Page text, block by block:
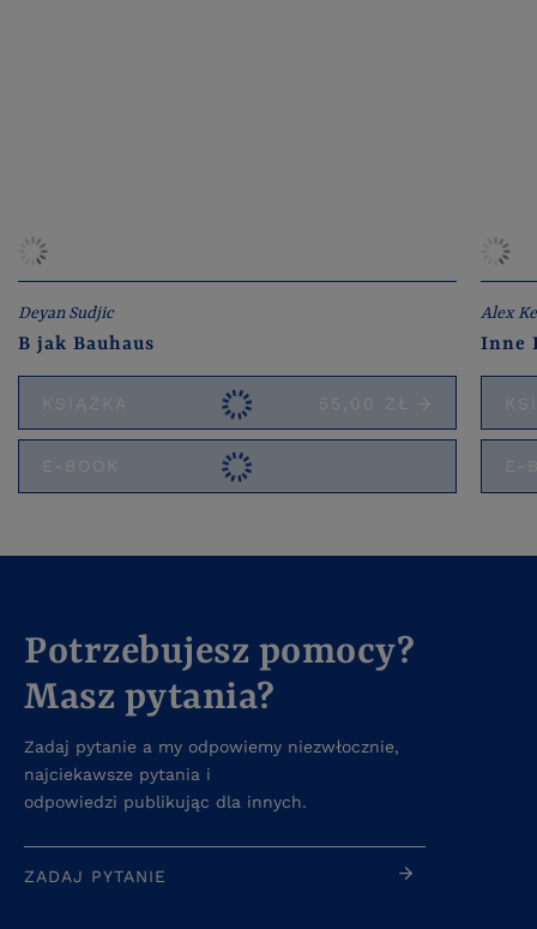
Deyan Sudjic
B jak Bauhaus
KSIĄŻKA 55,00 ZŁ
E-BOOK
Alex
Inne
E-
Potrzebujesz pomocy?
Masz pytania?
Zadaj pytanie a my odpowiemy niezwłocznie,
najciekawsze pytania i
odpowiedzi publikując dla innych.
ZADAJ PYTANIE